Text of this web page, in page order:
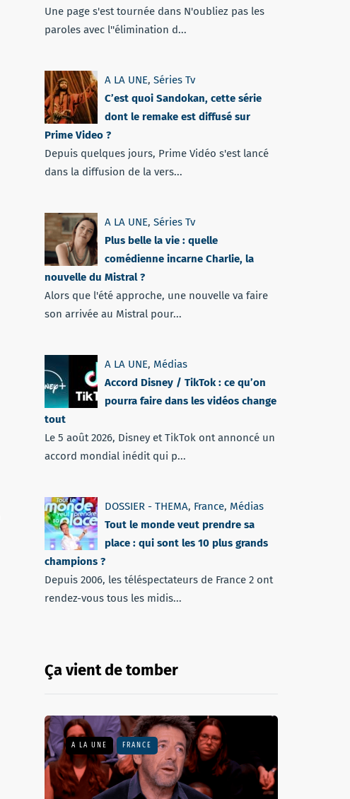
Une page s'est tournée dans N'oubliez pas les
paroles avec l''élimination d...
A LA UNE, Séries Tv
C’est quoi Sandokan, cette série
dont le remake est diffusé sur
Prime Video ?
Depuis quelques jours, Prime Vidéo s'est lancé
dans la diffusion de la vers...
A LA UNE, Séries Tv
Plus belle la vie : quelle
comédienne incarne Charlie, la
nouvelle du Mistral ?
Alors que l'été approche, une nouvelle va faire
son arrivée au Mistral pour...
A LA UNE, Médias
Accord Disney / TikTok : ce qu’on
pourra faire dans les vidéos change
tout
Le 5 août 2026, Disney et TikTok ont annoncé un
accord mondial inédit qui p...
DOSSIER - THEMA, France, Médias
Tout le monde veut prendre sa
place : qui sont les 10 plus grands
champions ?
Depuis 2006, les téléspectateurs de France 2 ont
rendez-vous tous les midis...
Ça vient de tomber
A LA UNE FRANCE